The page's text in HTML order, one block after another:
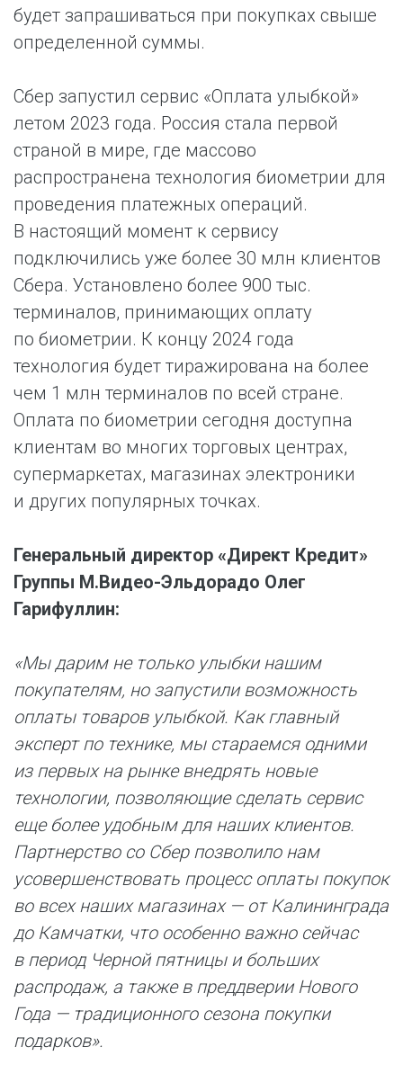
будет запрашиваться при покупках свыше
определенной суммы.
Сбер запустил сервис «Оплата улыбкой»
летом 2023 года. Россия стала первой
страной в мире, где массово
распространена технология биометрии для
проведения платежных операций.
В настоящий момент к сервису
подключились уже более 30 млн клиентов
Сбера. Установлено более 900 тыс.
терминалов, принимающих оплату
по биометрии. К концу 2024 года
технология будет тиражирована на более
чем 1 млн терминалов по всей стране.
Оплата по биометрии сегодня доступна
клиентам во многих торговых центрах,
супермаркетах, магазинах электроники
и других популярных точках.
Генеральный директор «Директ Кредит»
Группы М.Видео-Эльдорадо Олег
Гарифуллин:
«Мы дарим не только улыбки нашим
покупателям, но запустили возможность
оплаты товаров улыбкой. Как главный
эксперт по технике, мы стараемся одними
из первых на рынке внедрять новые
технологии, позволяющие сделать сервис
еще более удобным для наших клиентов.
Партнерство со Сбер позволило нам
усовершенствовать процесс оплаты покупок
во всех наших магазинах — от Калининграда
до Камчатки, что особенно важно сейчас
в период Черной пятницы и больших
распродаж, а также в преддверии Нового
Года — традиционного сезона покупки
подарков».